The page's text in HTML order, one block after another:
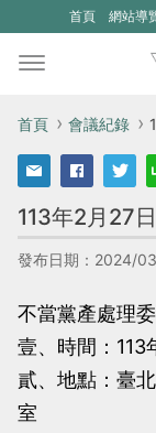
首頁 網站導
首頁 會議紀錄
113年2月27
發布日期：2024/
不當黨產處理
壹、時間：
貳、地點：臺
室